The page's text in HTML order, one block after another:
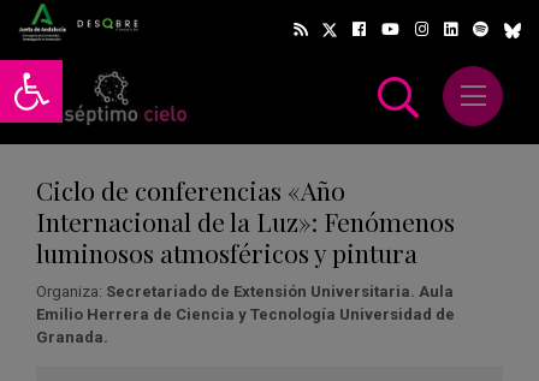
Abrir barra de herramientas
Abrir
Ciclo de conferencias «Año
Internacional de la Luz»: Fenómenos
luminosos atmosféricos y pintura
Organiza: Secretariado de Extensión Universitaria. Aula
Emilio Herrera de Ciencia y Tecnología Universidad de
Granada.